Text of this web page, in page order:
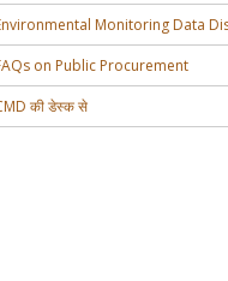
Monitoring Data
on Public Procurement
की डेस्क से